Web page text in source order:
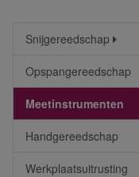
Snijgereedschap
Opspangereedschap
Meetinstrumenten
Handgereedschap
Werkplaatsuitrusting